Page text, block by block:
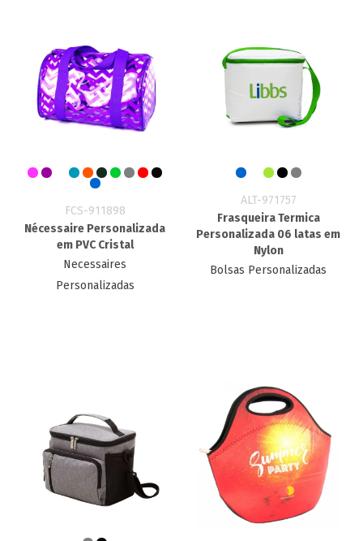
FCS-911898
Nécessaire Personalizada
em PVC Cristal
Necessaires
Personalizadas
ALT-971757
Frasqueira Termica
Personalizada 06 latas em
Nylon
Bolsas Personalizadas